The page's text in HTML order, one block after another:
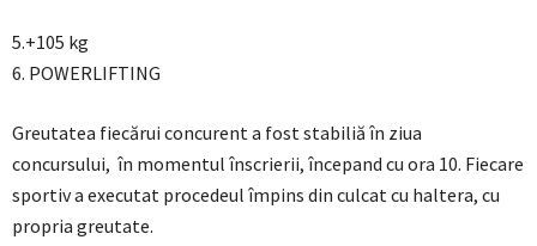
5.+105 kg
6. POWERLIFTING
Greutatea fiecărui concurent a fost stabiliă în ziua
concursului, în momentul înscrierii, începand cu ora 10. Fiecare
sportiv a executat procedeul împins din culcat cu haltera, cu
propria greutate.